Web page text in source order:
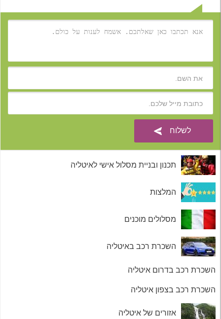
תכנון ובניית מסלול אישי לאיטליה
המלצות
מסלולים מוכנים
השכרת רכב באיטליה
השכרת רכב בדרום איטליה
השכרת רכב בצפון איטליה
אזורים של איטליה